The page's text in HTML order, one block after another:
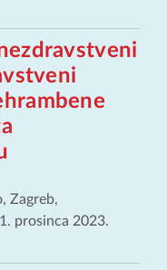
Zagreb,
prosinca 2023.